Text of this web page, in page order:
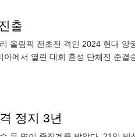
출
올림픽 전초전 격인 2024 현대 양
에서 열린 대회 혼성 단체전 준결
정지 3년